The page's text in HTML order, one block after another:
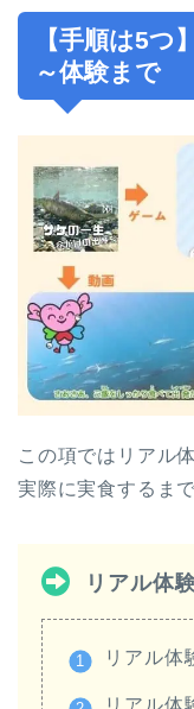
【手順は5つ
～体験まで
この項ではリアル
実際に実食するま
リアル体
リアル体
リアル体